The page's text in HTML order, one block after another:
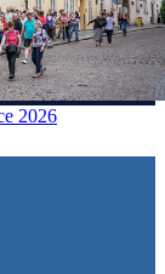
2026